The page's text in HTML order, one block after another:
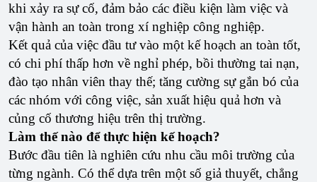
khi xảy ra sự cố, đảm bảo các điều kiện làm việc và
vận hành an toàn trong xí nghiệp công nghiệp.
Kết quả của việc đầu tư vào một kế hoạch an toàn tốt,
có chi phí thấp hơn về nghỉ phép, bồi thường tai nạn,
đào tạo nhân viên thay thế; tăng cường sự gắn bó của
các nhóm với công việc, sản xuất hiệu quả hơn và
củng cố thương hiệu trên thị trường.
Làm thế nào để thực hiện kế hoạch?
Bước đầu tiên là nghiên cứu nhu cầu môi trường của
từng ngành. Có thể dựa trên một số giả thuyết, chẳng